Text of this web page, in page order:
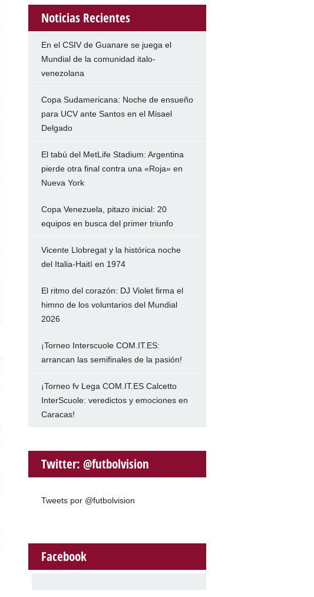
Noticias Recientes
En el CSIV de Guanare se juega el
Mundial de la comunidad italo-
venezolana
Copa Sudamericana: Noche de ensueño
para UCV ante Santos en el Misael
Delgado
El tabú del MetLife Stadium: Argentina
pierde otra final contra una «Roja» en
Nueva York
Copa Venezuela, pitazo inicial: 20
equipos en busca del primer triunfo
Vicente Llobregat y la histórica noche
del Italia-Haití en 1974
El ritmo del corazón: DJ Violet firma el
himno de los voluntarios del Mundial
2026
¡Torneo Interscuole COM.IT.ES:
arrancan las semifinales de la pasión!
¡Torneo fv Lega COM.IT.ES Calcetto
InterScuole: veredictos y emociones en
Caracas!
Twitter: @futbolvision
Tweets por @futbolvision
Facebook